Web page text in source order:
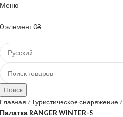
Меню
0элемент0₴
Поиск
Главная
Туристическое снаряжение
Палатка RANGER WINTER-5